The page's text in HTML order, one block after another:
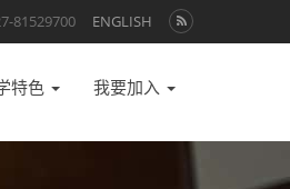
81529700 ENGLISH
特色 我要加入